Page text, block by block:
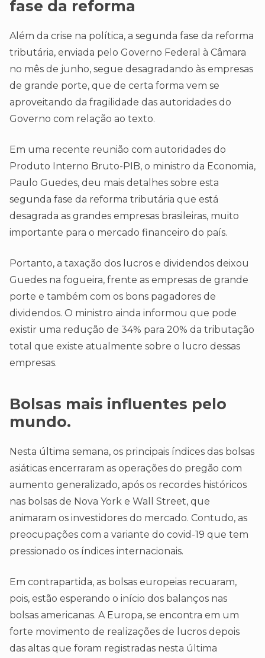
fase da reforma
Além da crise na política, a segunda fase da reforma
tributária, enviada pelo Governo Federal à Câmara
no mês de junho, segue desagradando às empresas
de grande porte, que de certa forma vem se
aproveitando da fragilidade das autoridades do
Governo com relação ao texto.
Em uma recente reunião com autoridades do
Produto Interno Bruto-PIB, o ministro da Economia,
Paulo Guedes, deu mais detalhes sobre esta
segunda fase da reforma tributária que está
desagrada as grandes empresas brasileiras, muito
importante para o mercado financeiro do país.
Portanto, a taxação dos lucros e dividendos deixou
Guedes na fogueira, frente as empresas de grande
porte e também com os bons pagadores de
dividendos. O ministro ainda informou que pode
existir uma redução de 34% para 20% da tributação
total que existe atualmente sobre o lucro dessas
empresas.
Bolsas mais influentes pelo
mundo.
Nesta última semana, os principais índices das bolsas
asiáticas encerraram as operações do pregão com
aumento generalizado, após os recordes históricos
nas bolsas de Nova York e Wall Street, que
animaram os investidores do mercado. Contudo, as
preocupações com a variante do covid-19 que tem
pressionado os índices internacionais.
Em contrapartida, as bolsas europeias recuaram,
pois, estão esperando o início dos balanços nas
bolsas americanas. A Europa, se encontra em um
forte movimento de realizações de lucros depois
das altas que foram registradas nesta última